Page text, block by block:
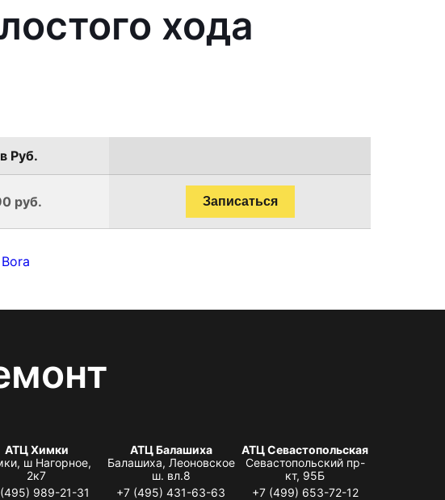
хода
Руб.
руб. Записаться
АТЦ Химки
ш Нагорное,
2к7
989-21-31
АТЦ Балашиха
Балашиха, Леоновское
ш. вл.8
+7 (495) 431-63-63
АТЦ Севастопольская
Севастопольский пр-
кт, 95Б
+7 (499) 653-72-12